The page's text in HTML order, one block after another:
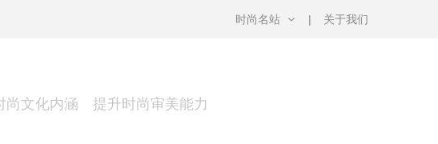
时尚名站 关于我们
尚文化内涵 提升时尚审美能力